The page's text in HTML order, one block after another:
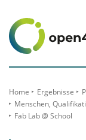
Inhalt
Home Ergebnisse
Menschen,
Fab Lab @ School